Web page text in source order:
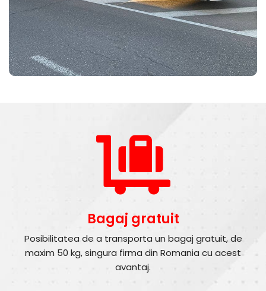
Bagaj gratuit
Posibilitatea de a transporta un bagaj gratuit, de
maxim 50 kg, singura firma din Romania cu acest
avantaj.